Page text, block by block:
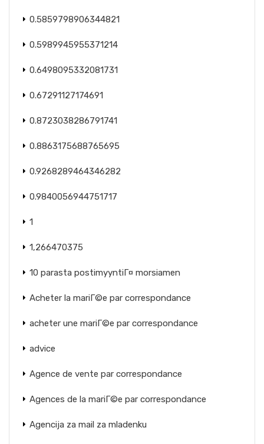
0.5859798906344821
0.5989945955371214
0.6498095332081731
0.67291127174691
0.8723038286791741
0.8863175688765695
0.9268289464346282
0.9840056944751717
1
1,266470375
10 parasta postimyyntiГ¤ morsiamen
Acheter la mariГ©e par correspondance
acheter une mariГ©e par correspondance
advice
Agence de vente par correspondance
Agences de la mariГ©e par correspondance
Agencija za mail za mladenku